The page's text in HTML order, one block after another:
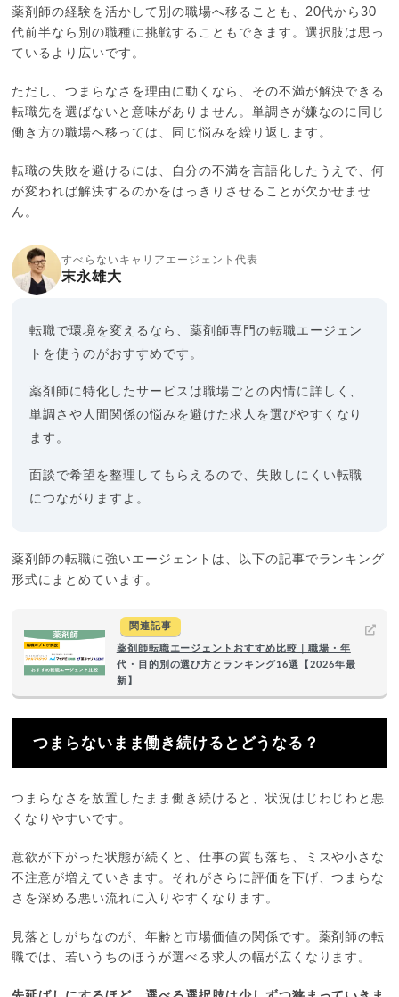
薬剤師の経験を活かして別の職場へ移ることも、20代から30
代前半なら別の職種に挑戦することもできます。選択肢は思っ
ているより広いです。
ただし、つまらなさを理由に動くなら、その不満が解決できる
転職先を選ばないと意味がありません。単調さが嫌なのに同じ
働き方の職場へ移っては、同じ悩みを繰り返します。
転職の失敗を避けるには、自分の不満を言語化したうえで、何
が変われば解決するのかをはっきりさせることが欠かせませ
ん。
すべらないキャリアエージェント代表
末永雄大
転職で環境を変えるなら、薬剤師専門の転職エージェン
トを使うのがおすすめです。
薬剤師に特化したサービスは職場ごとの内情に詳しく、
単調さや人間関係の悩みを避けた求人を選びやすくなり
ます。
面談で希望を整理してもらえるので、失敗しにくい転職
につながりますよ。
薬剤師の転職に強いエージェントは、以下の記事でランキング
形式にまとめています。
関連記事
薬剤師転職エージェントおすすめ比較｜職場・年
代・目的別の選び方とランキング16選【2026年最
新】
つまらないまま働き続けるとどうなる？
つまらなさを放置したまま働き続けると、状況はじわじわと悪
くなりやすいです。
意欲が下がった状態が続くと、仕事の質も落ち、ミスや小さな
不注意が増えていきます。それがさらに評価を下げ、つまらな
さを深める悪い流れに入りやすくなります。
見落としがちなのが、年齢と市場価値の関係です。薬剤師の転
職では、若いうちのほうが選べる求人の幅が広くなります。